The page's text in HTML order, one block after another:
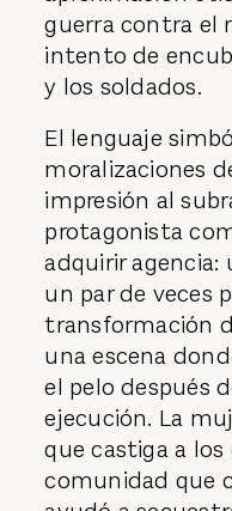
guerra contra el
intento de
y los soldados.
El lenguaje
moralizaciones
impresión al
protagonista
adquirir agencia:
un par de veces
transformación
una escena
el pelo después
ejecución. La
que castiga a
comunidad que